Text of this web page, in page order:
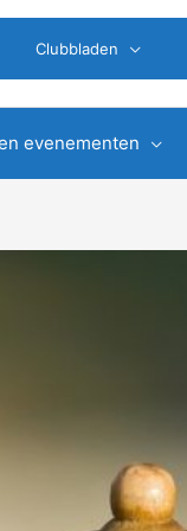
Clubbladen
evenementen